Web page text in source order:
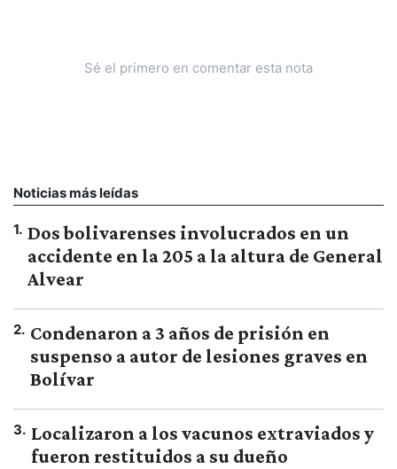
Sé el primero en comentar esta nota
Noticias más leídas
1. Dos bolivarenses involucrados en un
accidente en la 205 a la altura de General
Alvear
2. Condenaron a 3 años de prisión en
suspenso a autor de lesiones graves en
Bolívar
3. Localizaron a los vacunos extraviados y
fueron restituidos a su dueño